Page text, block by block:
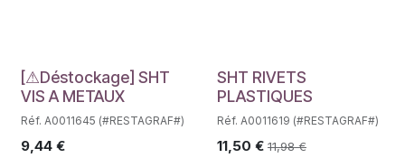
Déstockage
[⚠Déstockage] SHT
VIS A METAUX
Réf. A0011645 (#RESTAGRAF#)
9,44 €
SHT RIVETS
PLASTIQUES
Réf. A0011619 (#RESTAGRAF#)
11,50 € 11,98€